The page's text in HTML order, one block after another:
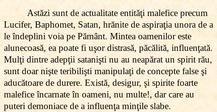
Astăzi sunt de actualitate entităţi malefice precum
Lucifer, Baphomet, Satan, hrănite de aspiraţia unora de a
le îndeplini voia pe Pământ. Mintea oamenilor este
alunecoasă, ea poate fi uşor distrasă, păcălită, influenţată.
Mulţi dintre adepţii satanişti nu au neapărat un spirit rău,
sunt doar nişte teribilişti manipulaţi de concepte false şi
aducătoare de durere. Există, desigur, şi spirite foarte
malefice încarnate în oameni, nu multe!, dar care au
puteri demoniace de a influenţa minţile slabe.